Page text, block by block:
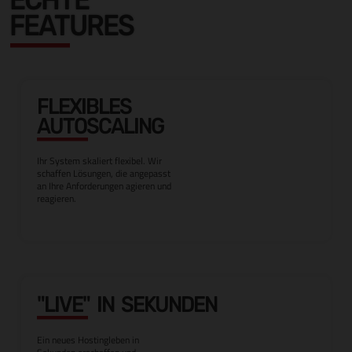
FEATURES
FLEXIBLES
AUTOSCALING
Ihr System skaliert flexibel. Wir
schaffen Lösungen, die angepasst
an Ihre Anforderungen agieren und
reagieren.
"LIVE" IN SEKUNDEN
Ein neues Hostingleben in